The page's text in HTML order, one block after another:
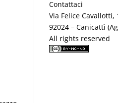
Contattaci
Via Felice Cavallotti,
92024 – Canicattì
All rights reserved